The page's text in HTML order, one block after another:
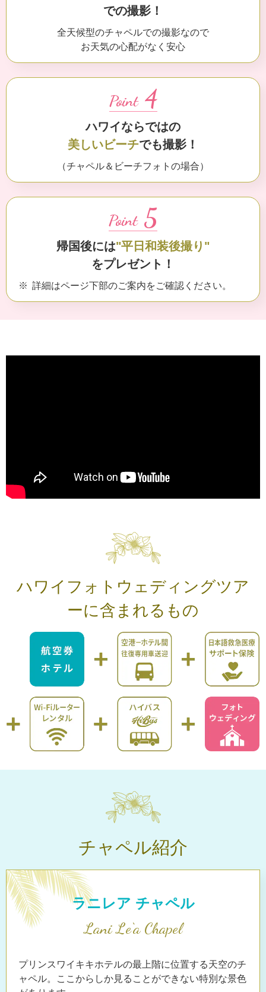
での撮影！
全天候型のチャペルでの撮影なので
お天気の心配がなく安心
Point 4
ハワイならではの
美しいビーチでも撮影！
（チャペル＆ビーチフォトの場合）
Point 5
帰国後には"平日和装後撮り"
をプレゼント！
詳細はページ下部のご案内をご確認ください。
ハワイフォトウェディングツア
ーに含まれるもの
チャペル紹介
ラニレア チャペル
Lani Le‘a Chapel
プリンスワイキキホテルの最上階に位置する天空のチ
ャペル。ここからしか見ることができない特別な景色